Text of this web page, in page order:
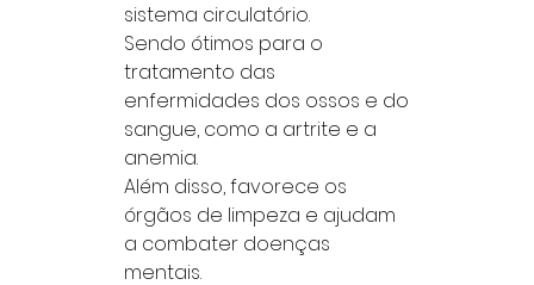
sistema circulatório.
Sendo ótimos para o
tratamento das
enfermidades dos ossos e do
sangue, como a artrite e a
anemia.
Além disso, favorece os
órgãos de limpeza e ajudam
a combater doenças
mentais.